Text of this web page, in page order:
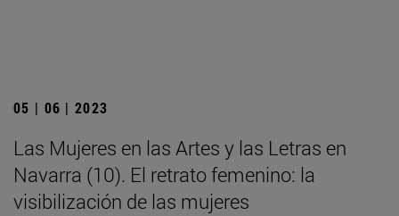
05 | 06 | 2023
Las Mujeres en las Artes y las Letras en
Navarra (10). El retrato femenino: la
visibilización de las mujeres